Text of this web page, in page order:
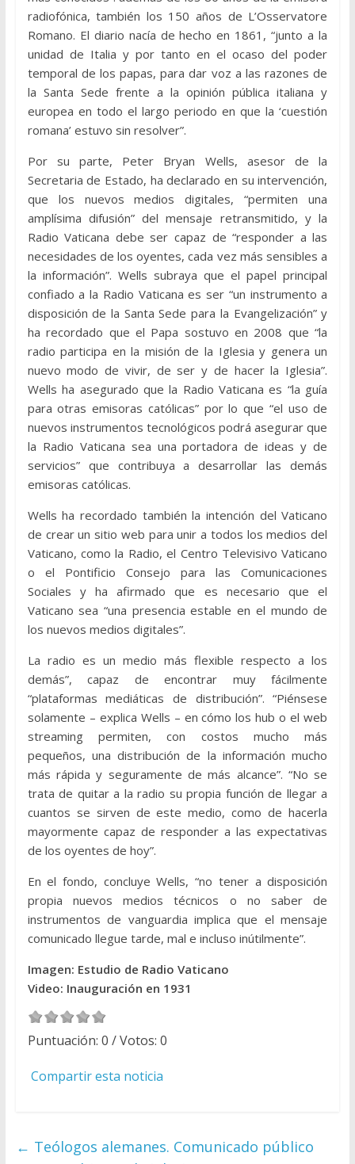
radiofónica, también los 150 años de L’Osservatore
Romano. El diario nacía de hecho en 1861, “junto a la
unidad de Italia y por tanto en el ocaso del poder
temporal de los papas, para dar voz a las razones de
la Santa Sede frente a la opinión pública italiana y
europea en todo el largo periodo en que la ‘cuestión
romana’ estuvo sin resolver”.
Por su parte, Peter Bryan Wells, asesor de la
Secretaria de Estado, ha declarado en su intervención,
que los nuevos medios digitales, “permiten una
amplísima difusión” del mensaje retransmitido, y la
Radio Vaticana debe ser capaz de “responder a las
necesidades de los oyentes, cada vez más sensibles a
la información”. Wells subraya que el papel principal
confiado a la Radio Vaticana es ser “un instrumento a
disposición de la Santa Sede para la Evangelización” y
ha recordado que el Papa sostuvo en 2008 que “la
radio participa en la misión de la Iglesia y genera un
nuevo modo de vivir, de ser y de hacer la Iglesia”.
Wells ha asegurado que la Radio Vaticana es “la guía
para otras emisoras católicas” por lo que “el uso de
nuevos instrumentos tecnológicos podrá asegurar que
la Radio Vaticana sea una portadora de ideas y de
servicios” que contribuya a desarrollar las demás
emisoras católicas.
Wells ha recordado también la intención del Vaticano
de crear un sitio web para unir a todos los medios del
Vaticano, como la Radio, el Centro Televisivo Vaticano
o el Pontificio Consejo para las Comunicaciones
Sociales y ha afirmado que es necesario que el
Vaticano sea “una presencia estable en el mundo de
los nuevos medios digitales”.
La radio es un medio más flexible respecto a los
demás”, capaz de encontrar muy fácilmente
“plataformas mediáticas de distribución”. “Piénsese
solamente – explica Wells – en cómo los hub o el web
streaming permiten, con costos mucho más
pequeños, una distribución de la información mucho
más rápida y seguramente de más alcance”. “No se
trata de quitar a la radio su propia función de llegar a
cuantos se sirven de este medio, como de hacerla
mayormente capaz de responder a las expectativas
de los oyentes de hoy”.
En el fondo, concluye Wells, “no tener a disposición
propia nuevos medios técnicos o no saber de
instrumentos de vanguardia implica que el mensaje
comunicado llegue tarde, mal e incluso inútilmente”.
Imagen: Estudio de Radio Vaticano
Video: Inauguración en 1931
Puntuación: 0 / Votos: 0
Compartir esta noticia
← Teólogos alemanes. Comunicado público